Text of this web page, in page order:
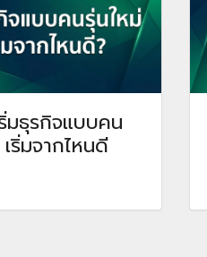
มธุรกิจแบบคน
ริ่มจากไหนดี